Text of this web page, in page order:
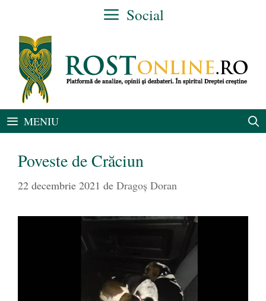
conținut
Social
MENIU
Poveste de Crăciun
22 decembrie 2021 de Dragoș Doran